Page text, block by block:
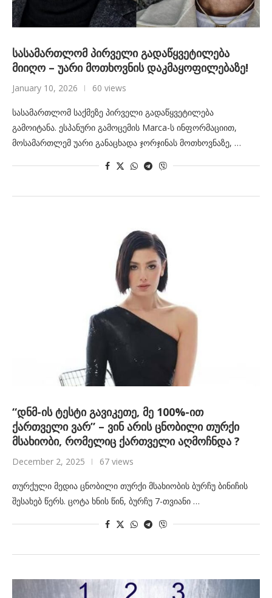
სასამართლომ პირველი გადაწყვეტილება
მიიღო – უარი მოთხოვნის დაკმაყოფილებაზე!
January 10, 2026 60 views
სასამართლომ საქმეზე პირველი გადაწყვეტილება
გამოიტანა. ესპანური გამოცემის Marca-ს ინფორმაციით,
მოსამართლემ უარი განაცხადა ჯორჯინას მოთხოვნაზე, …
“დნმ-ის ტესტი გავიკეთე, მე 100%-ით
ქართველი ვარ” – ვინ არის ცნობილი თურქი
მსახიობი, რომელიც ქართველი აღმოჩნდა ?
December 2, 2025 67 views
თურ­ქუ­ლი მე­დია ცნო­ბი­ლი თურ­ქი მსა­ხი­ო­ბის ბურ­ჩუ ბი­ნი­ჩის
შე­სა­ხებ წერს. ცოტა ხნის წინ, ბურ­ჩუ 7-თვი­ა­ნი …